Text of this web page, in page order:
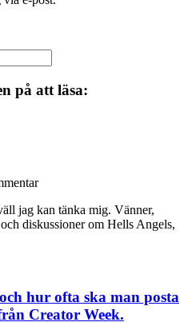
på att läsa:
jag kan tänka mig. Vänner,
diskussioner om Hells Angels,
hur ofta ska man posta
Creator Week.